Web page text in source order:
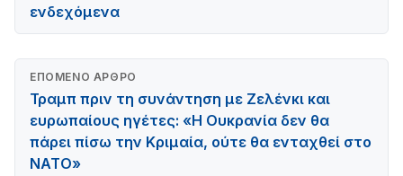
ενδεχόμενα
ΕΠΌΜΕΝΟ ΆΡΘΡΟ
Τραμπ πριν τη συνάντηση με Ζελένκι και
ευρωπαίους ηγέτες: «Η Ουκρανία δεν θα
πάρει πίσω την Κριμαία, ούτε θα ενταχθεί στο
ΝΑΤΟ»